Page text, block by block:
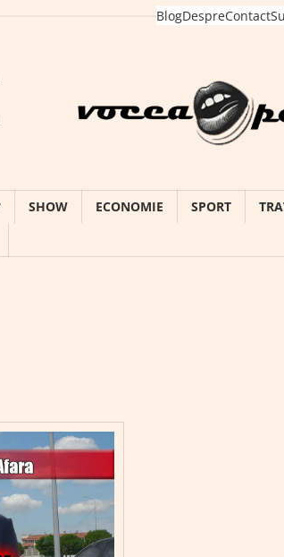
BlogDespreContact
SHOW ECONOMIE SPORT